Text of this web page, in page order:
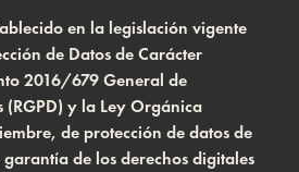
en la legislación vigente
de Datos de Carácter
2016/679 General de
(RGPD) y la Ley Orgánica
de protección de datos de
de los derechos digitales